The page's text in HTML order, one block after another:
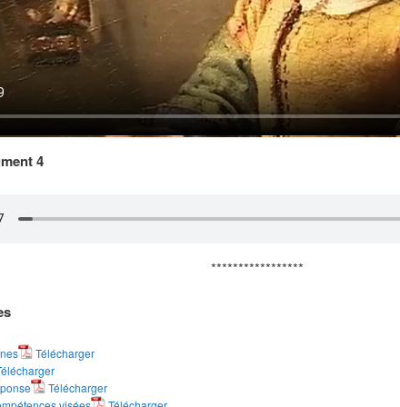
4
*****************
Télécharger
Télécharger